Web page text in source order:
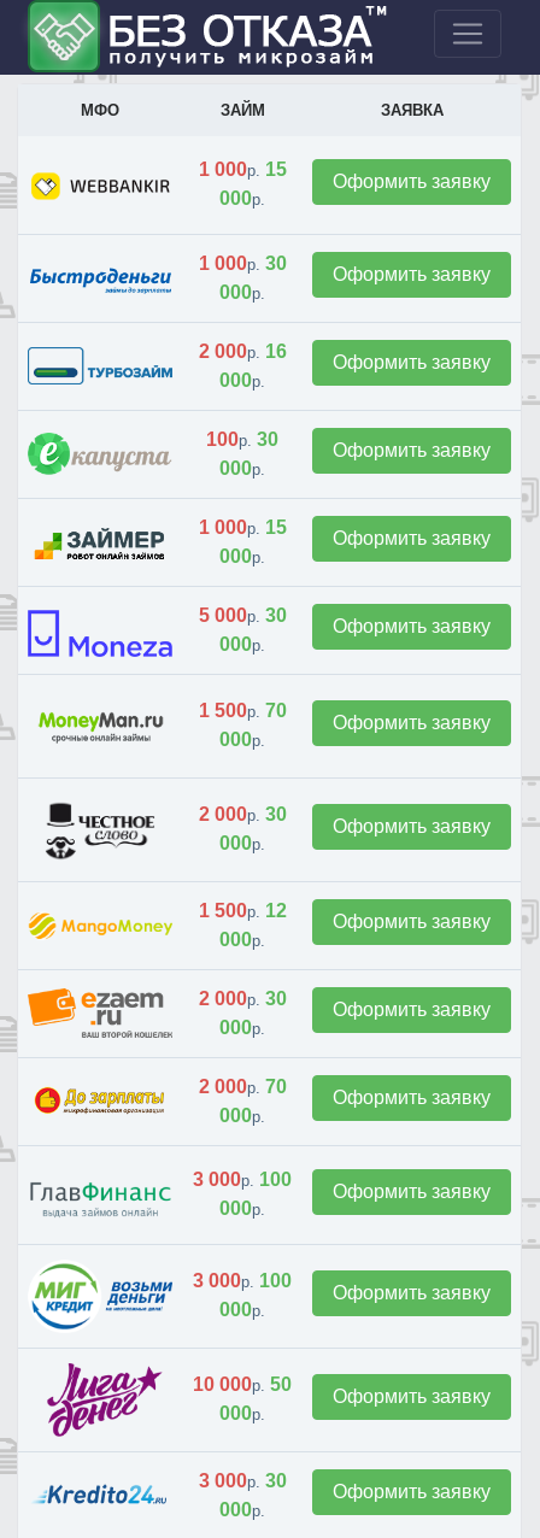
МФО ЗАЙМ ЗАЯВКА
1 000р. 15
000р.
Оформить заявку
1 000р. 30
000р.
Оформить заявку
2 000р. 16
000р.
Оформить заявку
100р. 30
000р.
Оформить заявку
1 000р. 15
000р.
Оформить заявку
5 000р. 30
000р.
Оформить заявку
1 500р. 70
000р.
Оформить заявку
2 000р. 30
000р.
Оформить заявку
1 500р. 12
000р.
Оформить заявку
2 000р. 30
000р.
Оформить заявку
2 000р. 70
000р.
Оформить заявку
3 000р. 100
000р.
Оформить заявку
3 000р. 100
000р.
Оформить заявку
10 000р. 50
000р.
Оформить заявку
3 000р. 30
000р.
Оформить заявку